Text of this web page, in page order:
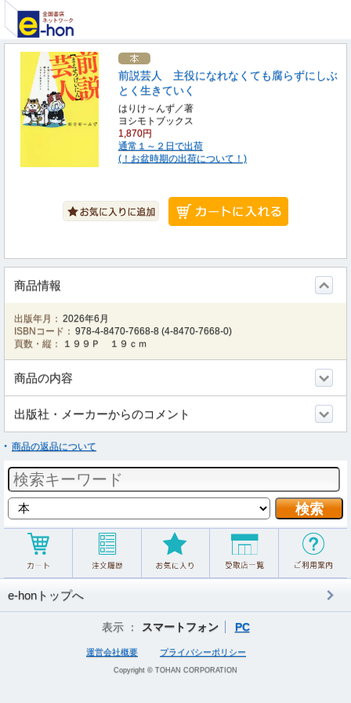
前説芸人 主役になれなくても腐らずにしぶ
とく生きていく
はりけ～んず／著
ヨシモトブックス
1,870円
通常１～２日で出荷
(！お盆時期の出荷について！)
商品情報
出版年月： 2026年6月
ISBNコード： 978-4-8470-7668-8 (4-8470-7668-0)
頁数・縦：
１９９Ｐ １９ｃｍ
商品の内容
出版社・メーカーからのコメント
商品の返品について
e-honトップへ
表示 ： スマートフォン PC
運営会社概要 プライバシーポリシー
Copyright © TOHAN CORPORATION